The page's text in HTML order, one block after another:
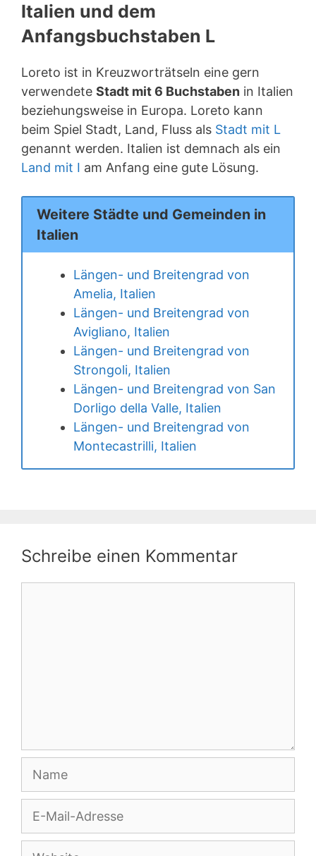
Italien und dem
Anfangsbuchstaben L
Loreto ist in Kreuzworträtseln eine gern
verwendete Stadt mit 6 Buchstaben in Italien
beziehungsweise in Europa. Loreto kann
beim Spiel Stadt, Land, Fluss als Stadt mit L
genannt werden. Italien ist demnach als ein
Land mit I am Anfang eine gute Lösung.
Weitere Städte und Gemeinden in
Italien
Längen- und Breitengrad von
Amelia, Italien
Längen- und Breitengrad von
Avigliano, Italien
Längen- und Breitengrad von
Strongoli, Italien
Längen- und Breitengrad von San
Dorligo della Valle, Italien
Längen- und Breitengrad von
Montecastrilli, Italien
Schreibe einen Kommentar
Adresse
Website